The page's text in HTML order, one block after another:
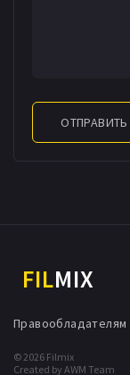
ОТПРАВИТЬ
FILMIX
© 2026 Filmix
Created by AWM Team
Правообладателям